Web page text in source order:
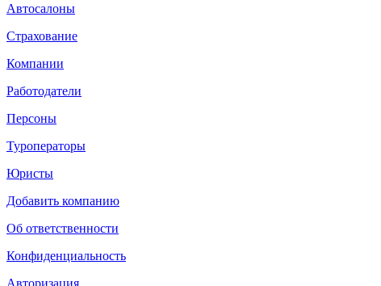
Автосалоны
Страхование
Компании
Работодатели
Персоны
Туроператоры
Юристы
Добавить компанию
Об ответственности
Конфиденциальность
Авторизация